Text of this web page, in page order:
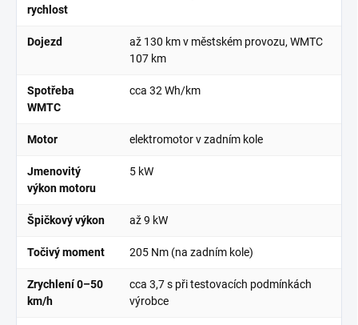
rychlost
Dojezd až 130 kmv městském provozu, WMTC
107 km
Spotřeba
WMTC
cca 32 Wh/km
Motor elektromotor v zadním kole
Jmenovitý
výkon motoru
5 kW
Špičkový výkon až9 kW
Točivý moment 205 Nm (na zadním kole)
Zrychlení 0–50
km/h
cca 3,7 spři testovacích podmínkách
výrobce